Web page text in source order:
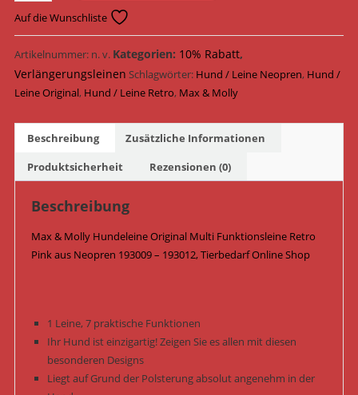
Molly
Hundeleine
Original
Multi
Funktionsleine
193009
193012
/
Retro
Menge
Auf die Wunschliste
Artikelnummer: n. v. Kategorien: 10% Rabatt,
Verlängerungsleinen Schlagwörter: Hund / Leine Neopren, Hund /
Leine Original, Hund / Leine Retro, Max & Molly
Beschreibung
Zusätzliche Informationen
Produktsicherheit
Rezensionen (0)
Beschreibung
Max & Molly Hundeleine Original Multi Funktionsleine Retro
Pink aus Neopren 193009 – 193012, Tierbedarf Online Shop
1 Leine, 7 praktische Funktionen
Ihr Hund ist einzigartig! Zeigen Sie es allen mit diesen
besonderen Designs
Liegt auf Grund der Polsterung absolut angenehm in der